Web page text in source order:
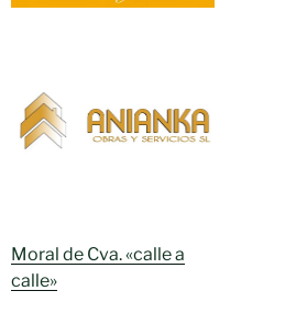
Moral de Cva. «calle a
calle»